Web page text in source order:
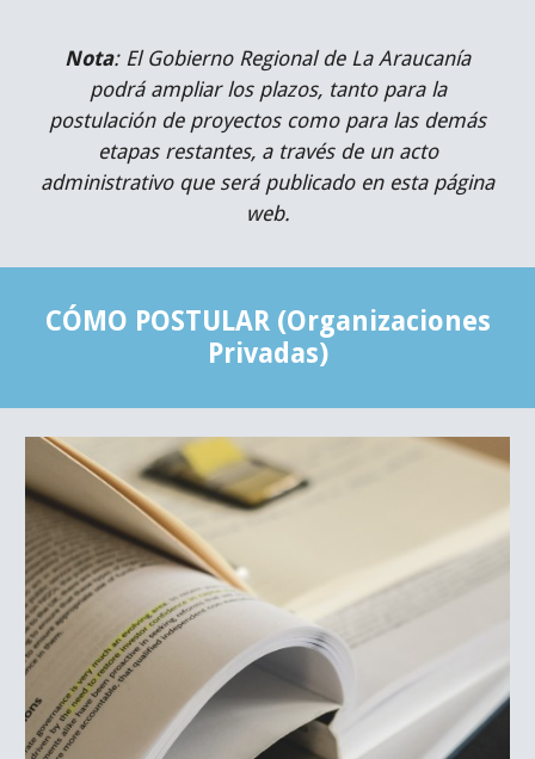
Nota: El Gobierno Regional de La Araucanía
podrá ampliar los plazos, tanto para la
postulación de proyectos como para las demás
etapas restantes, a través de un acto
administrativo que será publicado en esta página
web.
CÓMO POSTULAR (Organizaciones
Privadas)